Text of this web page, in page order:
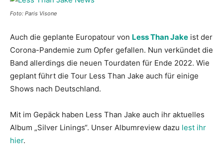
Foto: Paris Visone
Auch die geplante Europatour von Less Than Jake ist der
Corona-Pandemie zum Opfer gefallen. Nun verkündet die
Band allerdings die neuen Tourdaten für Ende 2022. Wie
geplant führt die Tour Less Than Jake auch für einige
Shows nach Deutschland.
Mit im Gepäck haben Less Than Jake auch ihr aktuelles
Album „Silver Linings“. Unser Albumreview dazu lest ihr
hier.